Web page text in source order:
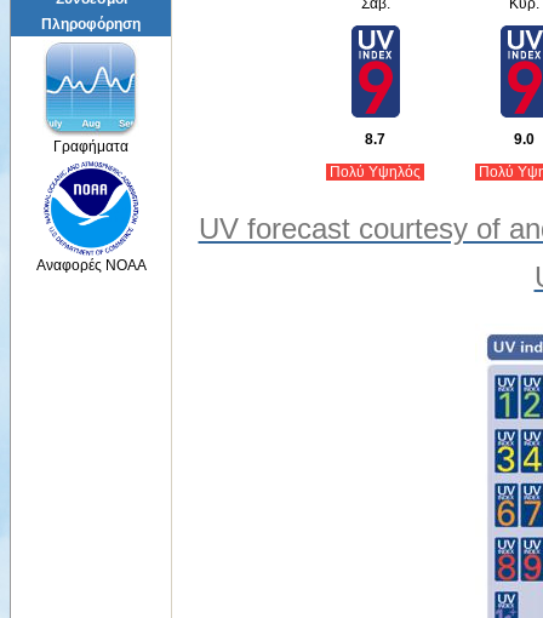
Πληροφόρηση
Γραφήματα
Αναφορές NOAA
Σαβ. Κυρ.
8.7
9.0
Πολύ Υψηλός
Πολύ
UV forecast courtesy of